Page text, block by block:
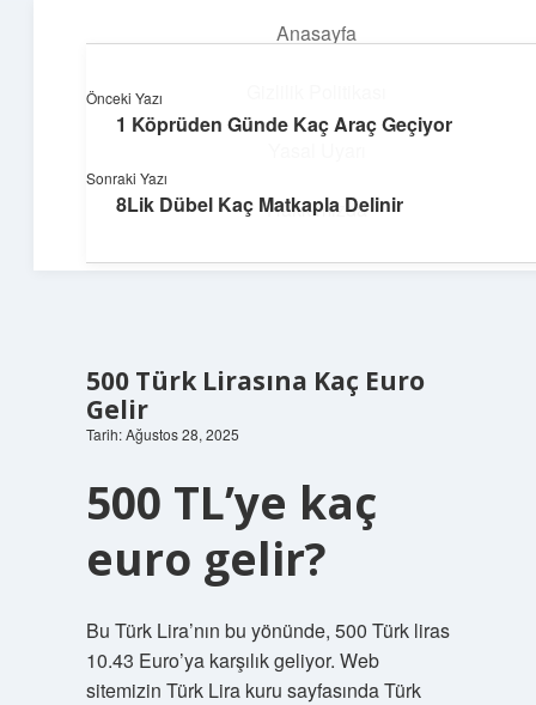
Anasayfa
Hakkımızda
Enerji Dolu Fikirler
Hayatına güç katan neşeli öneriler!
500 Türk Lirasına Kaç Euro
Gelir
Tarih: Ağustos 28, 2025
500 TL’ye kaç
euro gelir?
Bu Türk Lira’nın bu yönünde, 500 Türk liras
10.43 Euro’ya karşılık geliyor. Web
sitemizin Türk Lira kuru sayfasında Türk
Önceki Yazı
1 Köprüden Günde Kaç Araç Geçiyor
Sonraki Yazı
8Lik Dübel Kaç Matkapla Delinir